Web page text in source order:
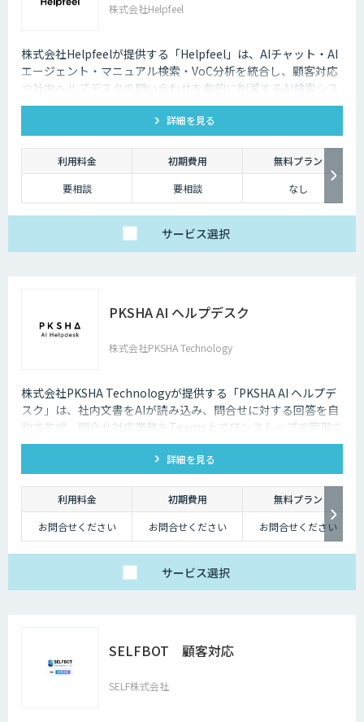
株式会社Helpfeel
株式会社Helpfeelが提供する「Helpfeel」は、AIチャット・AI
エージェント・マニュアル検索・VoC分析を統合し、顧客対応
や社内ヘルプデスクの問い合わせを劇的に削減するAI検索シス
テムです。特許技術と手厚い伴走支援で、誰でも即座に答えを
詳細を見る
利用料金 初期費用
無料プラン
要相談
要相談 なし
サービス選択
PKSHA AI ヘルプデスク
株式会社PKSHA Technology
株式会社PKSHA Technologyが提供する「PKSHA AI ヘルプデ
スク」は、社内文書をAIが読み込み、問合せに対する回答を自
動で生成。問合せ対応業務をTeams上でワンストップで実現で
きるサービスです。
詳細を見る
利用料金 初期費用
無料プラン
お問合せください
お問合せください お問合せください
サービス選択
SELFBOT 顧客対応
SELF株式会社